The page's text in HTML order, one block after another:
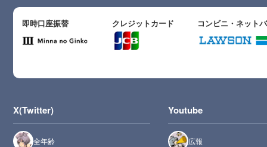
即時口座振替 クレジットカード コンビニ・ネット
X(Twitter)
全年齢
Youtube
広報